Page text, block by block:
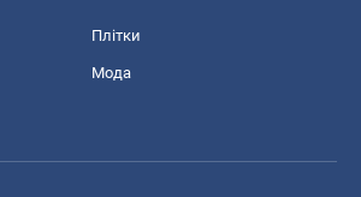
Плітки
Мода